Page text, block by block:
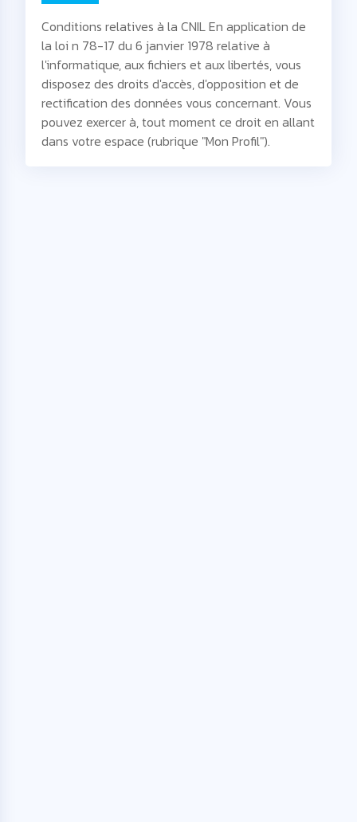
Conditions relatives à la CNIL En application de
la loi n 78-17 du 6 janvier 1978 relative à
l'informatique, aux fichiers et aux libertés, vous
disposez des droits d'accès, d'opposition et de
rectification des données vous concernant. Vous
pouvez exercer à, tout moment ce droit en allant
dans votre espace (rubrique "Mon Profil").